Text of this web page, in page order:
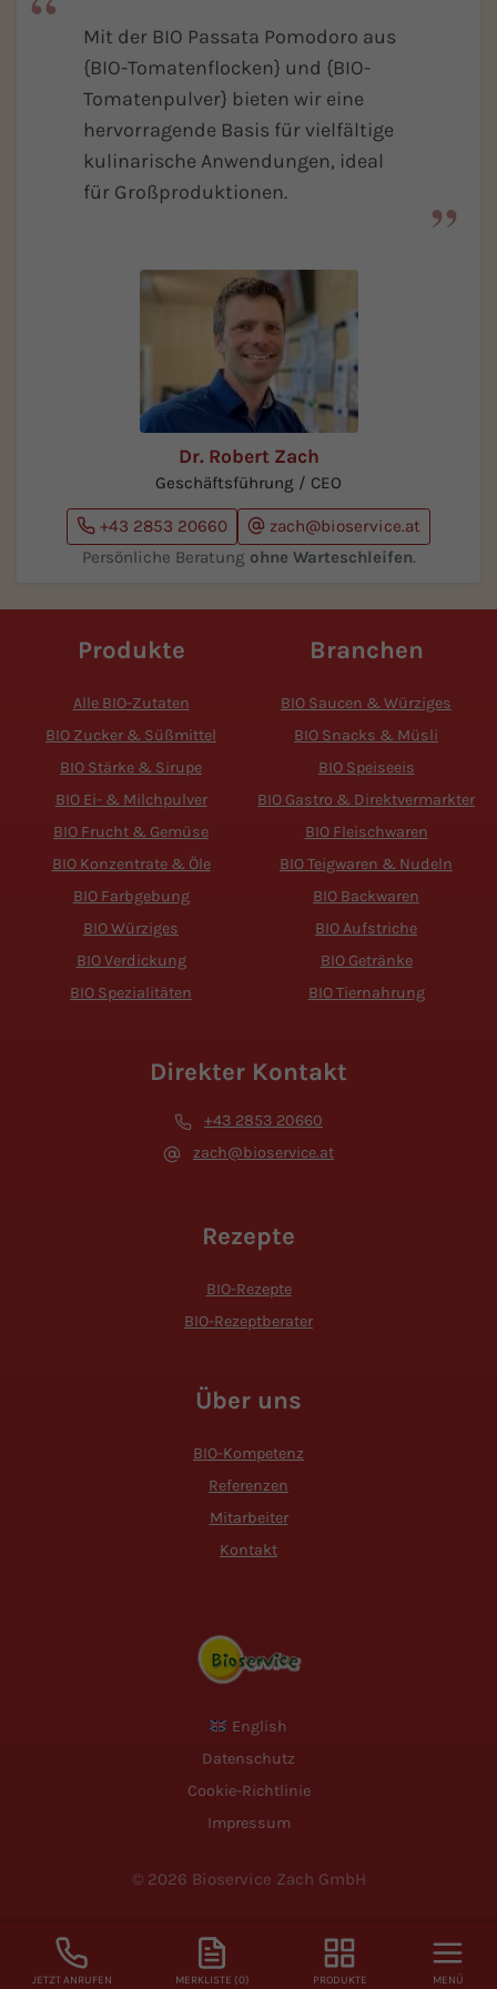
Mit der BIO Passata Pomodoro aus
{BIO-Tomatenflocken} und {BIO-
Tomatenpulver} bieten wir eine
hervorragende Basis für vielfältige
kulinarische Anwendungen, ideal
für Großproduktionen.
Dr. Robert Zach
Geschäftsführung / CEO
+43 2853 20660
zach@bioservice.at
Persönliche Beratung ohne Warteschleifen.
Produkte
Alle BIO-Zutaten
BIO Zucker & Süßmittel
BIO Stärke & Sirupe
BIO Ei- & Milchpulver
BIO Frucht & Gemüse
BIO Konzentrate & Öle
BIO Farbgebung
BIO Würziges
BIO Verdickung
BIO Spezialitäten
Branchen
BIO Saucen & Würziges
BIO Snacks & Müsli
BIO Speiseeis
BIO Gastro & Direktvermarkter
BIO Fleischwaren
BIO Teigwaren & Nudeln
BIO Backwaren
BIO Aufstriche
BIO Getränke
BIO Tiernahrung
Direkter Kontakt
+43 2853 20660
zach@bioservice.at
Rezepte
BIO-Rezepte
BIO-Rezeptberater
Über uns
BIO-Kompetenz
Referenzen
Mitarbeiter
Kontakt
English
Datenschutz
Cookie-Richtlinie
Impressum
© 2026 Bioservice Zach GmbH
JETZT ANRUFEN MERKLISTE (0) PRODUKTE MENÜ